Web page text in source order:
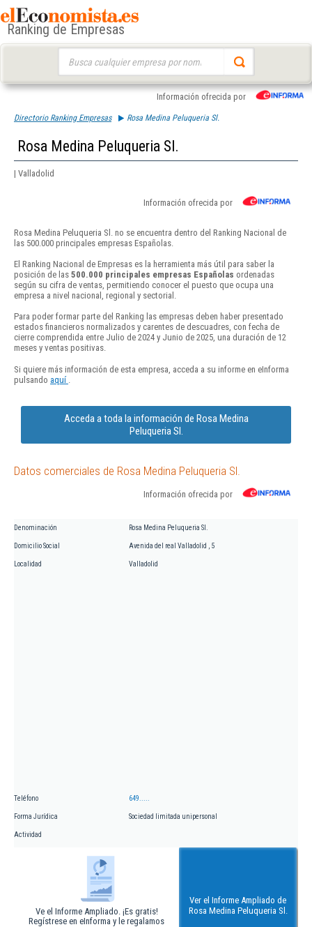
Ranking de Empresas
Información ofrecida por
Directorio Ranking Empresas Rosa Medina Peluqueria Sl.
Rosa Medina Peluqueria Sl.
| Valladolid
Información ofrecida por
Rosa Medina Peluqueria Sl. no se encuentra dentro del Ranking Nacional de
las 500.000 principales empresas Españolas.
El Ranking Nacional de Empresas es la herramienta más útil para saber la
posición de las 500.000 principales empresas Españolas ordenadas
según su cifra de ventas, permitiendo conocer el puesto que ocupa una
empresa a nivel nacional, regional y sectorial.
Para poder formar parte del Ranking las empresas deben haber presentado
estados financieros normalizados y carentes de descuadres, con fecha de
cierre comprendida entre Julio de 2024 y Junio de 2025, una duración de 12
meses y ventas positivas.
Si quiere más información de esta empresa, acceda a su informe en eInforma
pulsando aquí
Acceda a toda la información de Rosa Medina
Peluqueria Sl.
Datos comerciales de Rosa Medina Peluqueria Sl.
Información ofrecida por
Denominación Rosa Medina Peluqueria Sl.
Domicilio Social Avenida del real Valladolid , 5
Localidad Valladolid
Teléfono 649.....
Forma Jurídica Sociedad limitada unipersonal
Actividad
Ve el Informe Ampliado. ¡Es gratis!
Regístrese en eInforma y le regalamos
Ver el Informe Ampliado de
Rosa Medina Peluqueria Sl.